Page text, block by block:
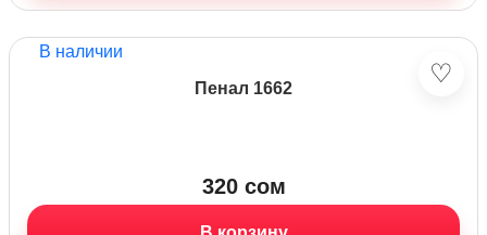
В наличии
♡
Пенал 1662
320 сом